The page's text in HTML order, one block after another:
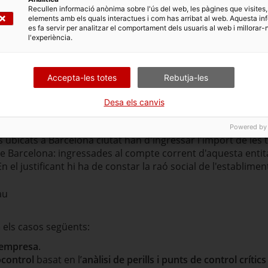
iniciar el tràmit
de producte. Tantes fitxes com productes declaren.
per al consumidor final (complement alimentari i/o
com productes declara.
taxes
ubicats a Barcelona ciutat han d'ingressar l'import de les
Barcelona: ingressades al compte corrent d'aquesta
el justificant hi ha de constar la raó social de
casos següents:
.
basat en l’anàlisi de perills i punts de control crítics
Recullen informació anònima sobre l'ús del web, les pàgines que
elements amb els quals interactues i com has arribat al web. Aquesta
es fa servir per analitzar el comportament dels usuaris al web i millorar-
l'experiència.
Accepta-les totes Rebutja-les
Desa els canvis
Powered by